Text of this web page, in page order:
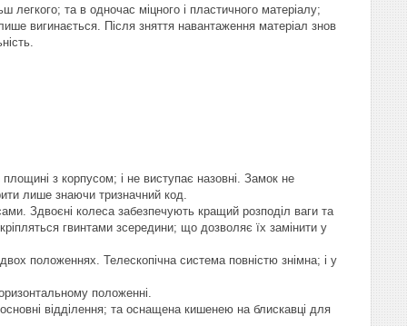
легкого; та в одночас міцного і пластичного матеріалу;
вигинається. Після зняття навантаження матеріал знов
з корпусом; і не виступає назовні. Замок не
лише знаючи тризначний код.
Здвоєні колеса забезпечують кращий розподіл ваги та
гвинтами зсередини; що дозволяє їх замінити у
положеннях. Телескопічна система повністю знімна; і у
положенні.
відділення; та оснащена кишенею на блискавці для